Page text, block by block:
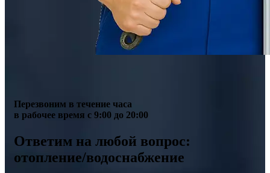
Перезвоним в течение часа
в рабочее время с 9:00 до 20:00
Ответим на любой вопрос:
отопление/водоснабжение